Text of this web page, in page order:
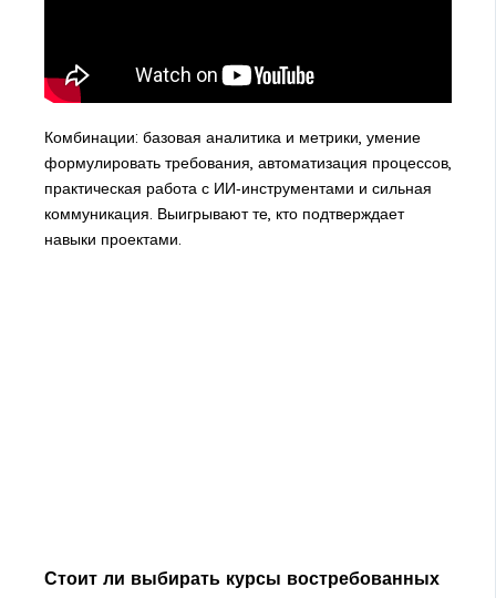
Комбинации: базовая аналитика и метрики, умение
формулировать требования, автоматизация процессов,
практическая работа с ИИ‑инструментами и сильная
коммуникация. Выигрывают те, кто подтверждает
навыки проектами.
Стоит ли выбирать курсы востребованных